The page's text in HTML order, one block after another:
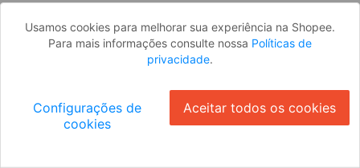
Usamos cookies para melhorar sua experiência na Shopee.
Para mais informações consulte nossa Políticas de
privacidade.
Configurações de
cookies
Aceitar todos os cookies